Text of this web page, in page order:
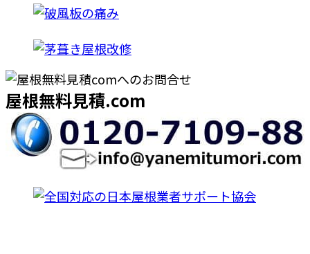
屋根無料見積.com